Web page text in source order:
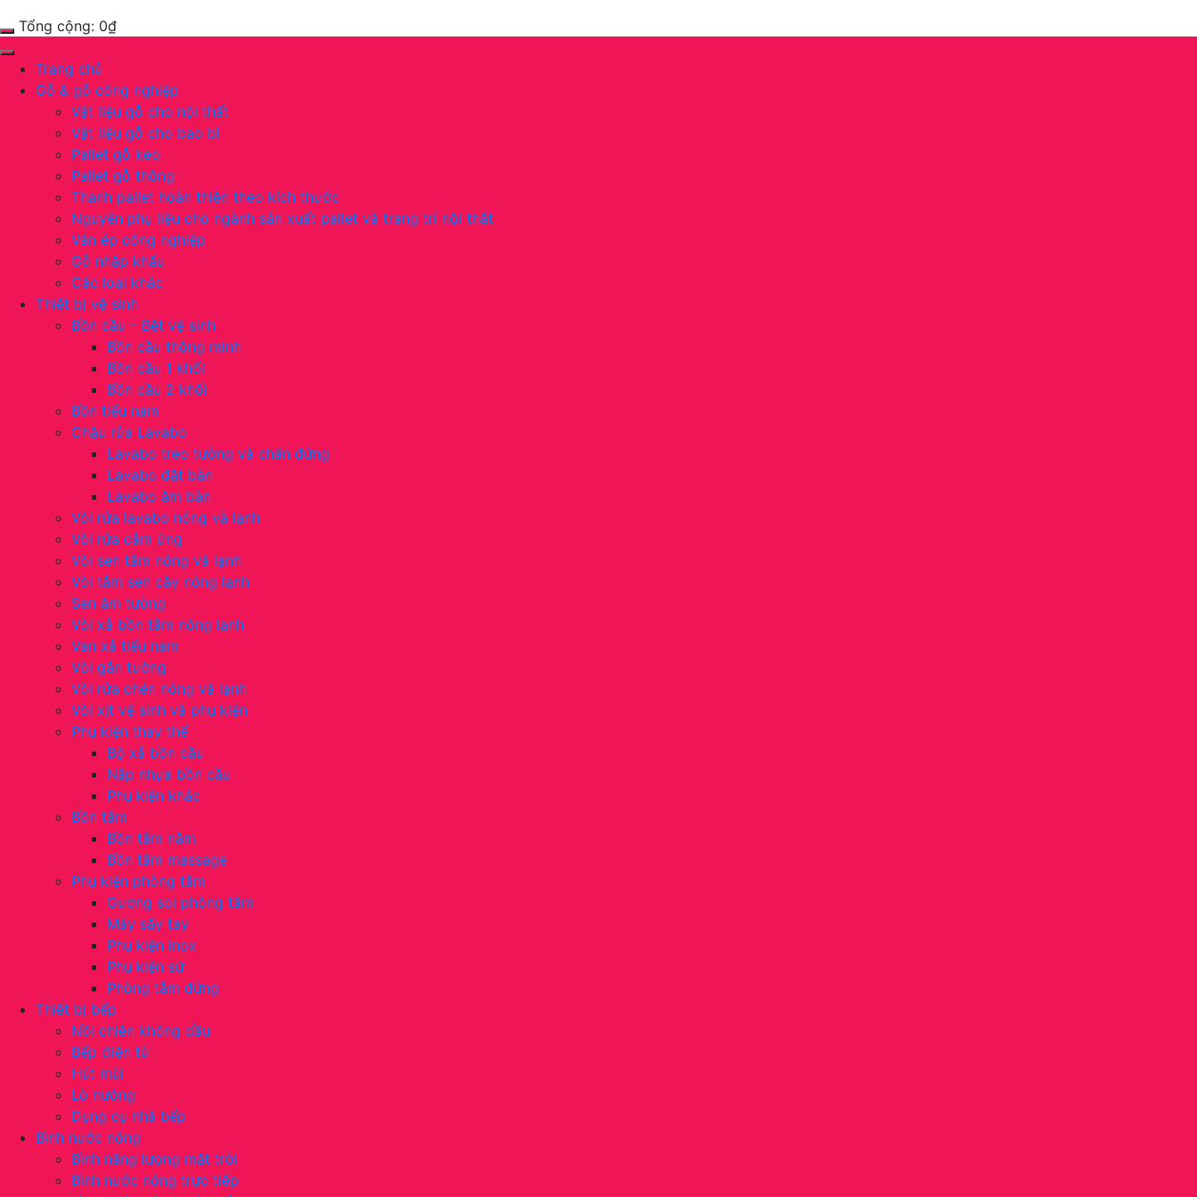
Tổng cộng: 0₫
Trang chủ
Gỗ & gỗ công nghiệp
Vật liệu gỗ cho nội thất
Vật liệu gỗ cho bao bì
Pallet gỗ keo
Pallet gỗ thông
Thanh pallet hoàn thiện theo kích thước
Nguyên phụ liệu cho ngành sản xuất pallet và trang trí nội thất
Ván ép công nghiệp
Gỗ nhập khẩu
Các loại khác
Thiết bị vệ sinh
Bồn cầu – Bệt vệ sinh
Bồn cầu thông minh
Bồn cầu 1 khối
Bồn cầu 2 khối
Bồn tiểu nam
Chậu rửa Lavabo
Lavabo treo tường và chân đứng
Lavabo đặt bàn
Lavabo âm bàn
Vòi rửa lavabo nóng và lạnh
Vòi rửa cảm ứng
Vòi sen tắm nóng và lạnh
Vòi tắm sen cây nóng lạnh
Sen âm tường
Vòi xả bồn tắm nóng lạnh
Van xả tiểu nam
Vòi gắn tường
Vòi rửa chén nóng và lạnh
Vòi xịt vệ sinh và phụ kiện
Phụ kiện thay thế
Bộ xả bồn cầu
Nắp nhựa bồn cầu
Phụ kiện khác
Bồn tắm
Bồn tắm nằm
Bồn tắm massage
Phụ kiện phòng tắm
Gương soi phòng tắm
Máy sấy tay
Phụ kiện inox
Phụ kiện sứ
Phòng tắm đứng
Thiết bị bếp
Nồi chiên không dầu
Bếp điện từ
Hút mùi
Lò nướng
Dụng cụ nhà bếp
Bình nước nóng
Bình năng lượng mặt trời
Bình nước nóng trực tiếp